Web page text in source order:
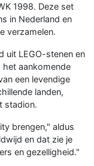
1998. Deze set
in Nederland en
verzamelen.
uit LEGO-stenen en
aankomende
een levendige
landen,
stadion.
brengen," aldus
en dat zie je
en gezelligheid."